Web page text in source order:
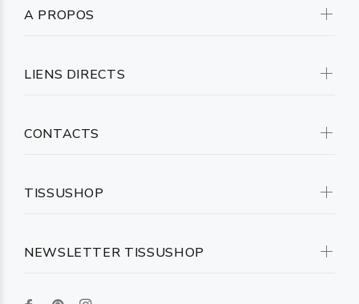
NEWSLETTER TISSUSHOP
A PROPOS
LIENS DIRECTS
CONTACTS
TISSUSHOP